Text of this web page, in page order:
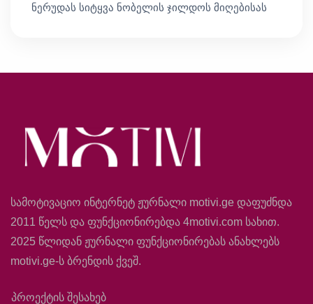
ნერუდას სიტყვა ნობელის ჯილდოს მიღებისას
სამოტივაციო ინტერნეტ ჟურნალი motivi.ge დაფუძნდა
2011 წელს და ფუნქციონირებდა 4motivi.com სახით.
2025 წლიდან ჟურნალი ფუნქციონირებას ანახლებს
motivi.ge-ს ბრენდის ქვეშ.
პროექტის შესახებ